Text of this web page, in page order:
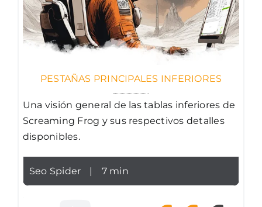
PESTAÑAS PRINCIPALES INFERIORES
Una visión general de las tablas inferiores de
Screaming Frog y sus respectivos detalles
disponibles.
Seo Spider | 7 min